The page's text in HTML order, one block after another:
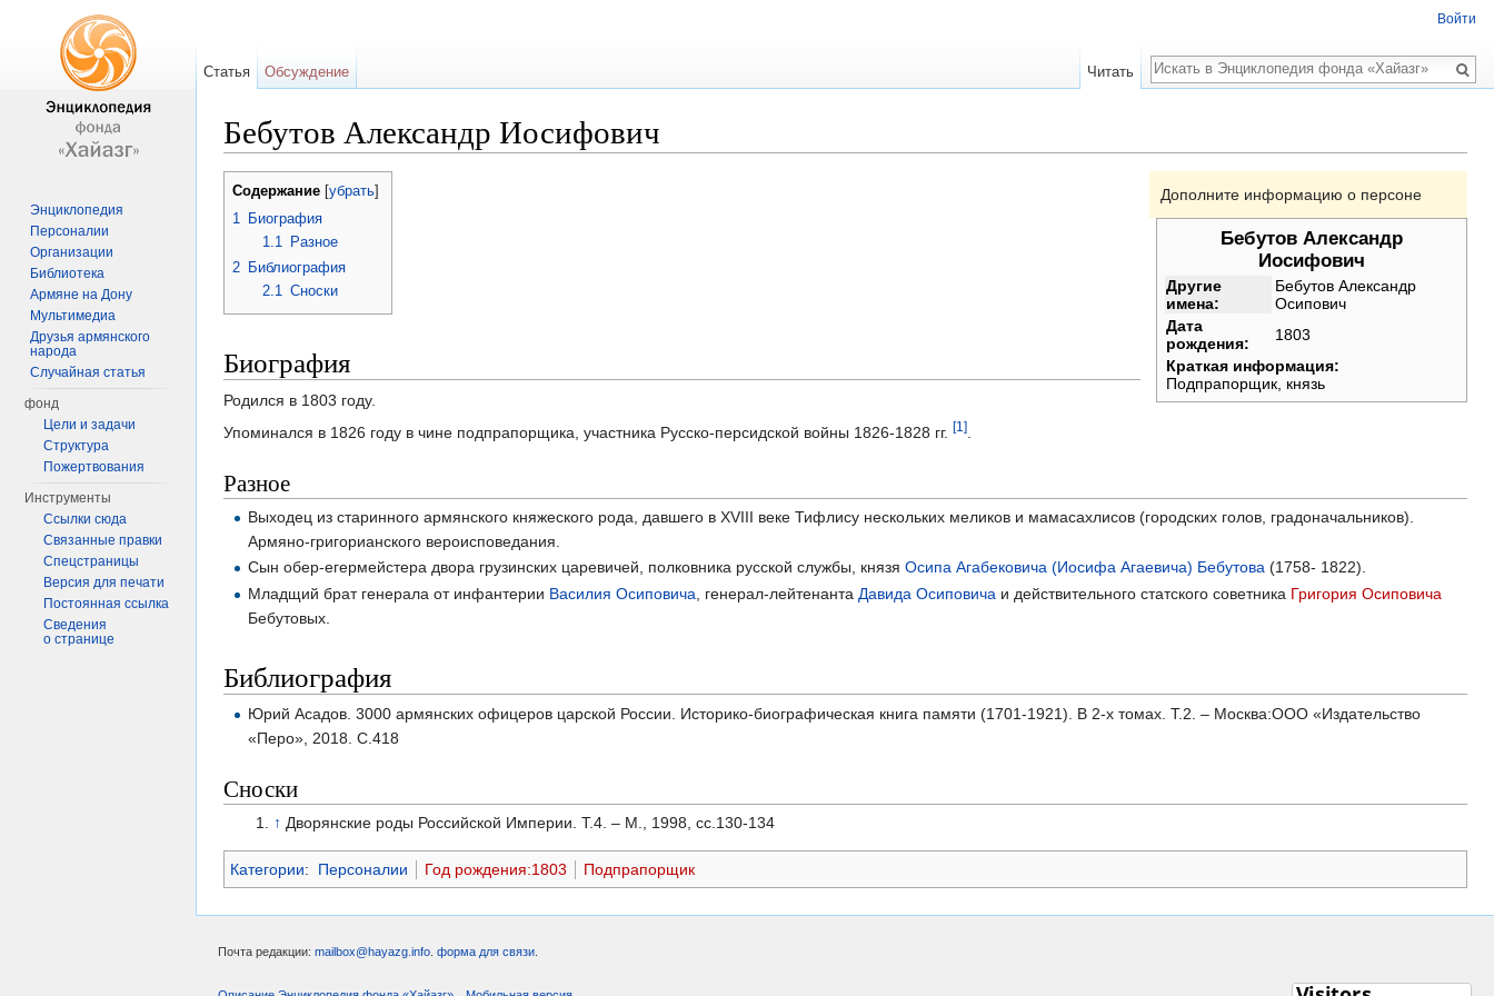
Бебутов Александр Иосифович
Дополните информацию о персоне
Бебутов Александр
Иосифович
Другие
имена:
Бебутов Александр
Осипович
Дата
рождения:
1803
Краткая информация:
Подпрапорщик, князь
Содержание убрать
1 Биография
1.1
Разное
2 Библиография
2.1
Сноски
Биография
Родился в 1803 году.
Упоминался в 1826 году в чине подпрапорщика, участника Русско-персидской войны 1826-1828 гг. [1]
Разное
Выходец из старинного армянского княжеского рода, давшего в XVIII веке Тифлису нескольких меликов и мамасахлисов (городских голов, градоначальников).
Армяно-григорианского вероисповедания.
Сын обер-егермейстера двора грузинских царевичей, полковника русской службы, князяОсипа Агабековича (Иосифа Агаевича) Бебутова (1758- 1822).
Младщий брат генерала от инфантерии Василия Осиповича , генерал-лейтенанта Давида Осиповича и действительного статского советника Григория Осиповича
Бебутовых.
Библиография
Юрий Асадов. 3000 армянских офицеров царской России. Историко-биографическая книга памяти (1701-1921). В 2-х томах. Т.2. – Москва:ООО «Издательство
«Перо», 2018. С.418
Сноски
↑ Дворянские роды Российской Империи. Т.4. – М., 1998, сс.130-134
Категории: Персоналии Год рождения:1803 Подпрапорщик
Войти
Статья Обсуждение Читать
Поиск
Энциклопедия
Персоналии
Организации
Библиотека
Армяне на Дону
Мультимедиа
Друзья армянского
народа
Случайная статья
фонд
Цели и задачи
Структура
Пожертвования
Инструменты
Ссылки сюда
Связанные правки
Спецстраницы
Версия для печати
Постоянная ссылка
Сведения
о странице
Почта редакции: mailbox@hayazg.info форма для связи